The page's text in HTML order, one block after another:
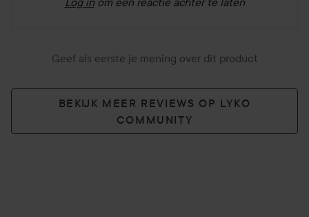
Geef als eerste je mening over dit product
BEKIJK MEER REVIEWS OP LYKO
COMMUNITY